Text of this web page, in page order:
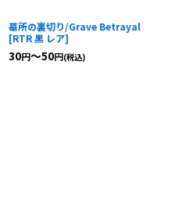
墓所の裏切り/Grave Betrayal
[RTR 黒 レア]
30円～50円(税込)